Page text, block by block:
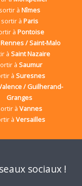
sortir à Nîmes
sortir à Paris
à Pontoise
Rennes / Saint-Malo
àSaint Nazaire
àSaumur
àSuresnes
/ Guilherand-
Granges
à Vannes
àVersailles
sociaux !